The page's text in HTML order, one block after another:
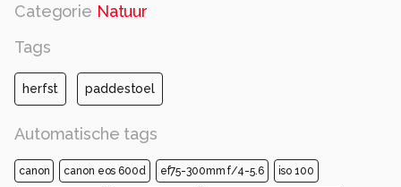
Categorie Natuur
Tags
herfst paddestoel
Automatische tags
canon canon eos 600d ef75-300mm f/4-5.6 iso 100